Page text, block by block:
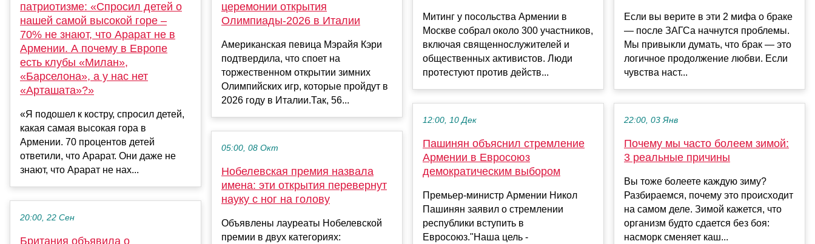
патриотизме: «Спросил детей о
нашей самой высокой горе –
70% не знают, что Арарат не в
Армении. А почему в Европе
есть клубы «Милан»,
«Барселона», а у нас нет
«Арташата»?»
«Я подошел к костру, спросил детей,
какая самая высокая гора в
Армении. 70 процентов детей
ответили, что Арарат. Они даже не
знают, что Арарат не нах...
20:00, 22 Сен
Британия объявила о
церемонии открытия
Олимпиады-2026 в Италии
Американская певица Мэрайя Кэри
подтвердила, что споет на
торжественном открытии зимних
Олимпийских игр, которые пройдут в
2026 году в Италии.Так, 56...
05:00, 08 Окт
Нобелевская премия назвала
имена: эти открытия перевернут
науку с ног на голову
Объявлены лауреаты Нобелевской
премии в двух категориях:
Митинг у посольства Армении в
Москве собрал около 300 участников,
включая священнослужителей и
общественных активистов. Люди
протестуют против действ...
12:00, 10 Дек
Пашинян объяснил стремление
Армении в Евросоюз
демократическим выбором
Премьер-министр Армении Никол
Пашинян заявил о стремлении
республики вступить в
Евросоюз."Наша цель -
Если вы верите в эти 2 мифа о браке
— после ЗАГСа начнутся проблемы.
Мы привыкли думать, что брак — это
логичное продолжение любви. Если
чувства наст...
22:00, 03 Янв
Почему мы часто болеем зимой:
3 реальные причины
Вы тоже болеете каждую зиму?
Разбираемся, почему это происходит
на самом деле. Зимой кажется, что
организм будто сдается без боя:
насморк сменяет каш...